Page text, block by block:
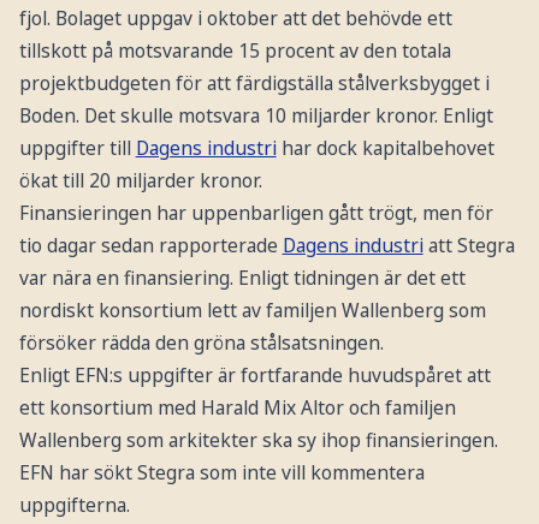
fjol. Bolaget uppgav i oktober att det behövde ett
tillskott på motsvarande 15 procent av den totala
projektbudgeten för att färdigställa stålverksbygget i
Boden. Det skulle motsvara 10 miljarder kronor. Enligt
uppgifter till Dagens industrihar dock kapitalbehovet
ökat till 20 miljarder kronor.
Finansieringen har uppenbarligen gått trögt, men för
tio dagar sedan rapporterade Dagens industriatt Stegra
var nära en finansiering. Enligt tidningen är det ett
nordiskt konsortium lett av familjen Wallenberg som
försöker rädda den gröna stålsatsningen.
Enligt EFN:s uppgifter är fortfarande huvudspåret att
ett konsortium med Harald Mix Altor och familjen
Wallenberg som arkitekter ska sy ihop finansieringen.
EFN har sökt Stegra som inte vill kommentera
uppgifterna.